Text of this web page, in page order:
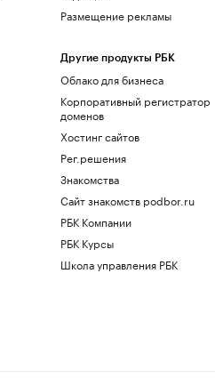
Размещение рекламы
Другие продукты РБК
Облако для бизнеса
Корпоративный регистратор
доменов
Хостинг сайтов
Рег.решения
Знакомства
Сайт знакомств podbor.ru
РБК Компании
РБК Курсы
Школа управления РБК